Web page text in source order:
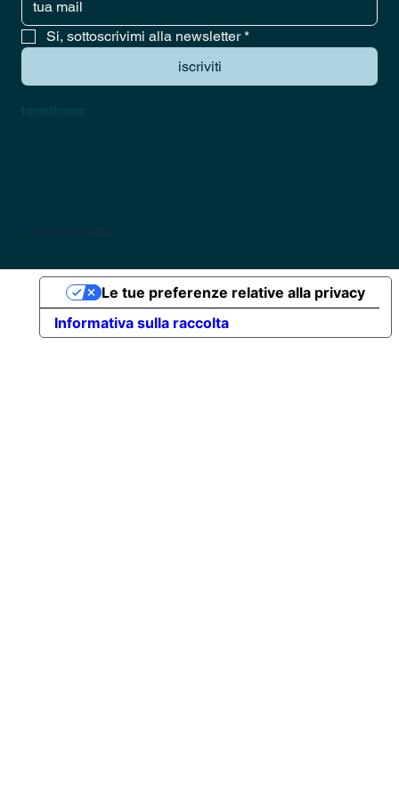
Si, sottoscrivimi alla newsletter *
iscriviti
kristiandodaj
Informativa sulla raccolta
Le tue preferenze relative alla privacy